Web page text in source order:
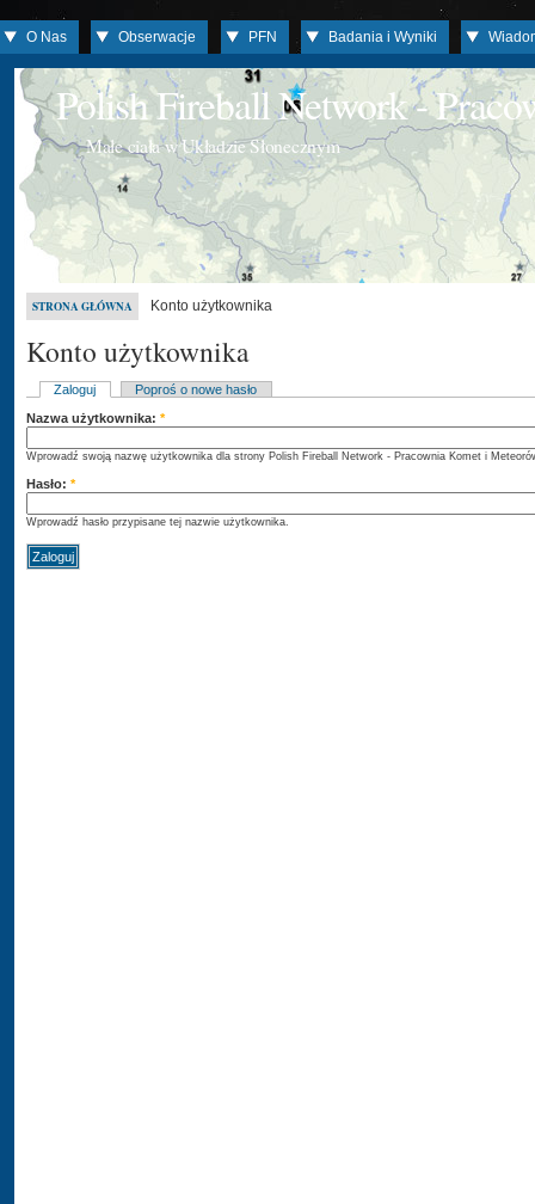
O Nas Obserwacje PFN Badania i Wyniki
Polish Fireball Network -
Małe ciała w Układzie Słonecznym
STRONA GŁÓWNA Konto użytkownika
Konto użytkownika
Zaloguj
Poproś o nowe hasło
Nazwa użytkownika: *
Wprowadź swoją nazwę użytkownika dla strony Polish Fireball Network - Pracownia Komet i
Hasło: *
Wprowadź hasło przypisane tej nazwie użytkownika.